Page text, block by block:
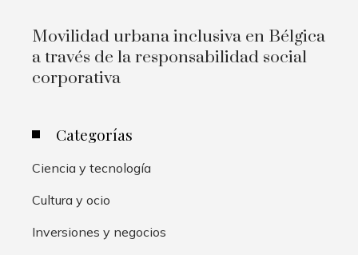
Movilidad urbana inclusiva en Bélgica
a través de la responsabilidad social
corporativa
Categorías
Ciencia y tecnología
Cultura y ocio
Inversiones y negocios